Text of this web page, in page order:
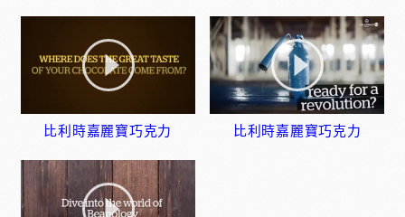
比利時嘉麗寶巧克力 比利時嘉麗寶巧克力